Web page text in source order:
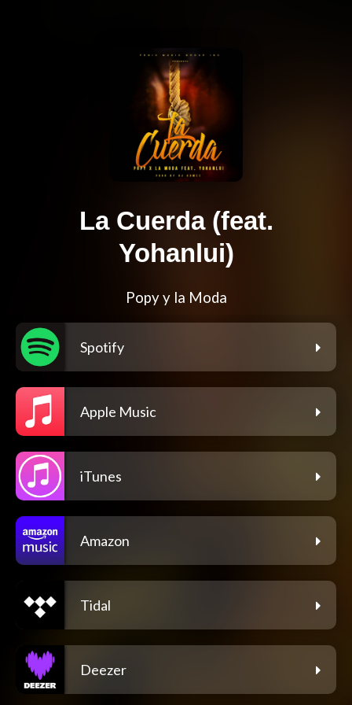
La Cuerda (feat.
Yohanlui)
Popy y la Moda
Spotify
Apple Music
iTunes
Amazon
Tidal
Deezer